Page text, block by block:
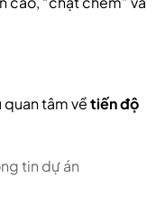
tâm vềtiến độ
tin dự án